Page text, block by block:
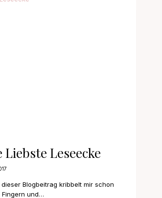
Liebste Leseecke
Blogbeitrag kribbelt mir schon
Fingern und…